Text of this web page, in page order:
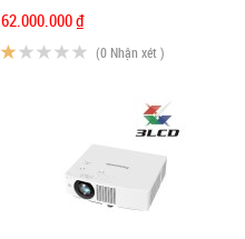
62.000.000 ₫
(0 Nhận xét )